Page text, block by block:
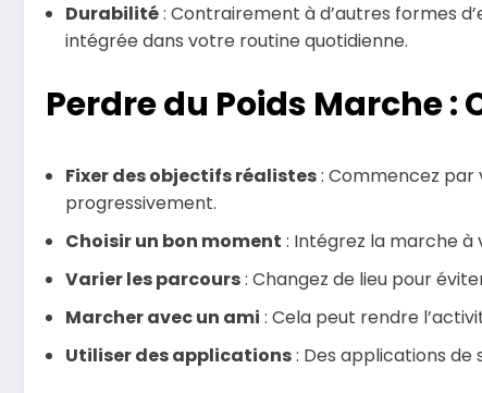
Durabilité: Contrairement à d’autres formes
intégrée dans votre routine quotidienne.
Perdre du Poids Marche
Fixer des objectifs réalistes: Commencez par
progressivement.
Choisir un bon moment : Intégrez la marche à
Varier les parcours: Changez de lieu pour
Marcher avec un ami : Cela peut rendre
Utiliser des applications: Des applications